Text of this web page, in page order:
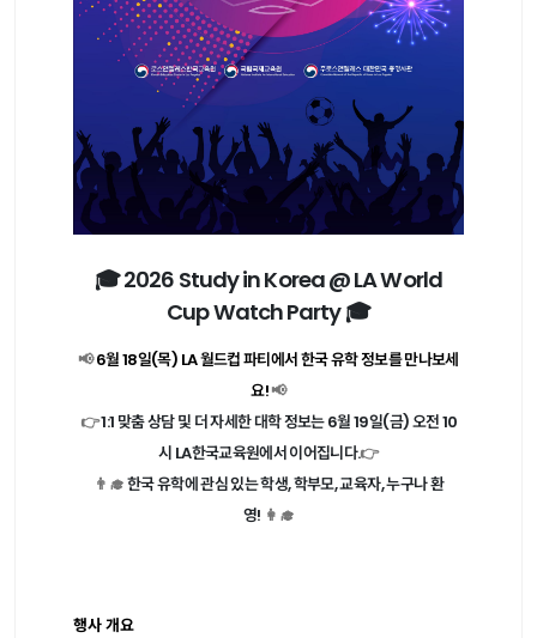
🎓 2026 Study in Korea @ LA World
Cup Watch Party 🎓
📢6월 18일(목) LA 월드컵 파티에서 한국 유학 정보를 만나보세
요!📢
👉1:1 맞춤 상담 및 더 자세한 대학 정보는 6월 19일(금) 오전 10
시 LA한국교육원에서 이어집니다.👉
👨‍🎓한국 유학에 관심 있는 학생, 학부모, 교육자, 누구나 환
영! 👩‍🎓
행사 개요